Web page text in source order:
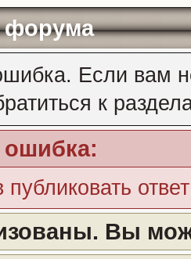
Если вам
к
Вы